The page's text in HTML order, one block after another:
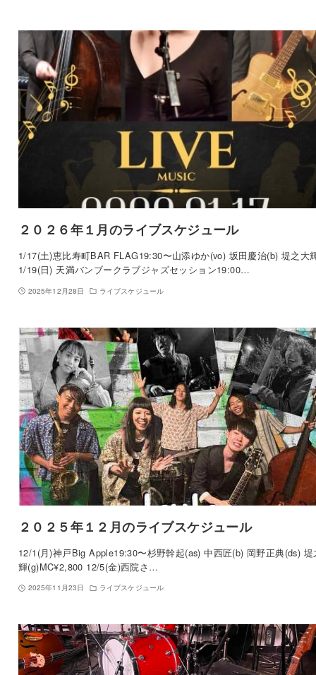
２０２６年１月のライブスケジュール
1/17(土)恵比寿町BAR FLAG19:30〜山添ゆか(vo) 坂田慶治(b) 堤之大
1/19(日) 天満バンブークラブジャズセッション19:00…
2025年12月28日 ライブスケジュール
２０２５年１２月のライブスケジュール
12/1(月)神戸Big Apple19:30〜杉野幹起(as) 中西匠(b) 岡野正典(ds) 堤
輝(g)MC¥2,800 12/5(金)西院さ…
2025年11月23日 ライブスケジュール